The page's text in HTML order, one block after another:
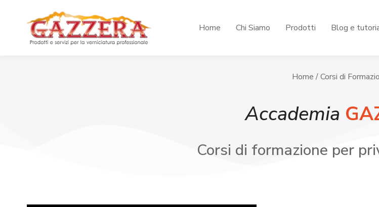
Home Chi Siamo Prodotti Blog e
Home / Corsi di
Accademia
Corsi di formazione per